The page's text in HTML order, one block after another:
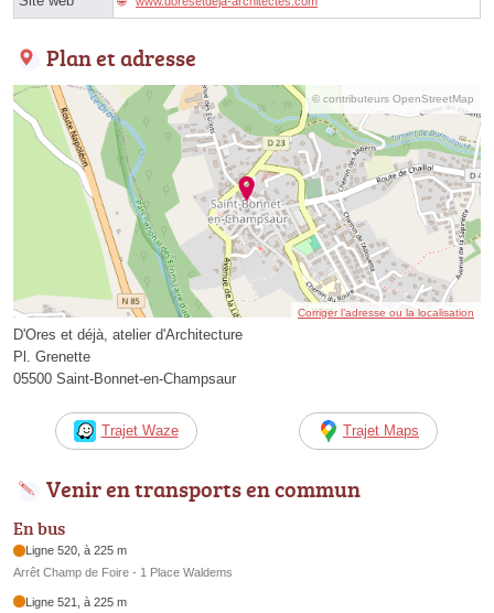
Plan et adresse
© contributeurs OpenStreetMap
Corriger l’adresse ou la localisation
D'Ores et déjà, atelier d'Architecture
Pl. Grenette
05500 Saint-Bonnet-en-Champsaur
Trajet Waze Trajet Maps
Venir en transports en commun
En bus
Ligne 520, à 225 m
Arrêt Champ de Foire - 1 Place Waldems
Ligne 521, à 225 m